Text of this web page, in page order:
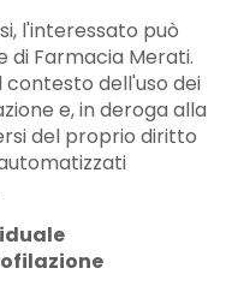
l'interessato può
Farmacia Merati.
dell'uso dei
e, in deroga alla
del proprio diritto